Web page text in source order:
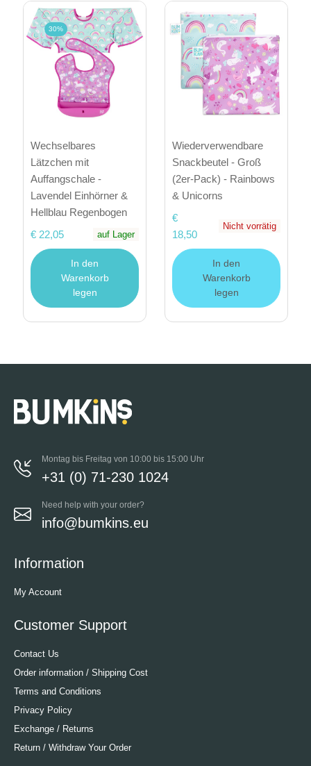
30%
Wechselbares
Lätzchen mit
Auffangschale -
Lavendel Einhörner &
Hellblau Regenbogen
€ 22,05
auf Lager
In den
Warenkorb
legen
Wiederverwendbare
Snackbeutel - Groß
(2er-Pack) - Rainbows
& Unicorns
€
18,50
Nicht vorrätig
In den
Warenkorb
legen
Montag bis Freitag von 10:00 bis 15:00 Uhr
+31 (0) 71-230 1024
Need help with your order?
info@bumkins.eu
Information
My Account
Customer Support
Contact Us
Order information / Shipping Cost
Terms and Conditions
Privacy Policy
Exchange / Returns
Return / Withdraw Your Order